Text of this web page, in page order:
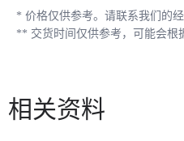
* 价格仅供参考。请联系我们的
** 交货时间仅供参考，可能会根
相关资料